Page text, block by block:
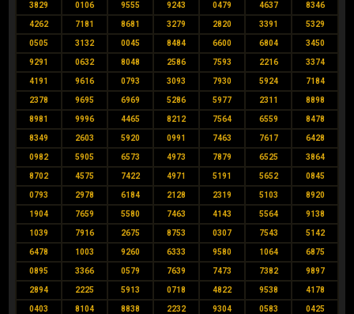
3829 0106 9555 9243 0479 4637 8346
4262 7181 8681 3279 2820 3391 5329
0505 3132 0045 8484 6600 6804 3450
9291 0632 8048 2586 7593 2216 3374
4191 9616 0793 3093 7930 5924 7184
2378 9695 6969 5286 5977 2311 8898
8981 9996 4465 8212 7564 6559 8478
8349 2603 5920 0991 7463 7617 6428
0982 5905 6573 4973 7879 6525 3864
8702 4575 7422 4971 5191 5652 0845
0793 2978 6184 2128 2319 5103 8920
1904 7659 5580 7463 4143 5564 9138
1039 7916 2675 8753 0307 7543 5142
6478 1003 9260 6333 9580 1064 6875
0895 3366 0579 7639 7473 7382 9897
2894 2225 5913 0718 4822 9538 4178
0403 8104 8838 2232 9304 0583 0425